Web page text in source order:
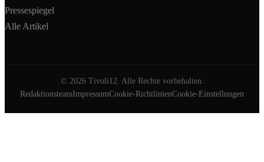
Pressespiegel
Alle Artikel
© 2026Tivoli12. Alle Rechte vorbehalten.
RedaktionsteamImpressumCookie-RichtlinienCookie-Einstellungen